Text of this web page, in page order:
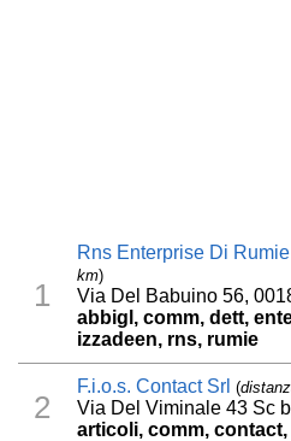
1
Rns Enterprise Di
km)
Via Del Babuino 56,
abbigl, comm, dett,
izzadeen, rns, rumie
2
F.i.o.s. Contact Srl (
Via Del Viminale 43 Sc
articoli, comm,